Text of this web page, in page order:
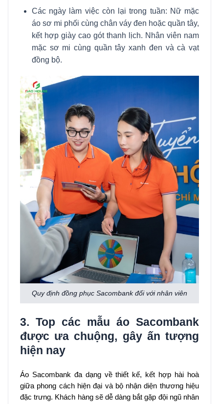
Các ngày làm việc còn lại trong tuần: Nữ mặc
áo sơ mi phối cùng chân váy đen hoặc quần tây,
kết hợp giày cao gót thanh lịch. Nhân viên nam
mặc sơ mi cùng quần tây xanh đen và cà vạt
đồng bộ.
Quy định đồng phục Sacombank đối với nhân viên
3. Top các mẫu áo Sacombank
được ưa chuộng, gây ấn tượng
hiện nay
Áo Sacombank đa dạng về thiết kế, kết hợp hài hoà
giữa phong cách hiện đại và bộ nhận diện thương hiệu
đặc trưng. Khách hàng sẽ dễ dàng bắt gặp đội ngũ nhân